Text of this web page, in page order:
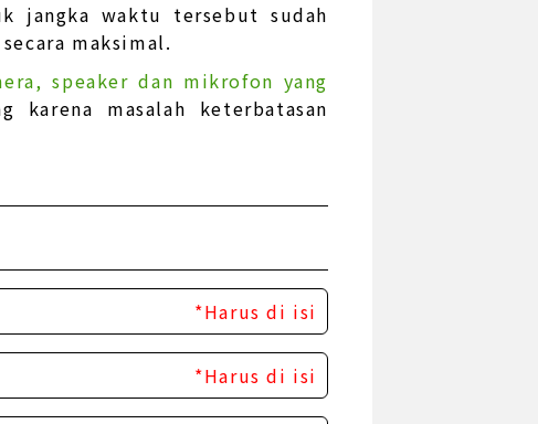
jangka waktu tersebut sudah
maksimal.
speaker dan mikrofon yang
masalah keterbatasan
*Harus di isi
*Harus di isi